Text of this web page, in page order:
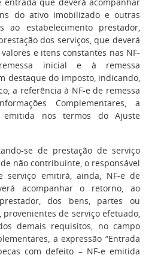
do ativo imobilizado e outras
ao estabelecimento prestador,
dos serviços, que deverá
e itens constantes nas NF-
inicial e à remessa
destaque do imposto, indicando,
a referência à NF-e de remessa
Complementares, a
emitida nos termos do Ajuste
se de prestação de serviço
não contribuinte, o responsável
serviço emitirá, ainda, NF-e de
acompanhar o retorno, ao
dos bens, partes ou
provenientes de serviço efetuado,
demais requisitos, no campo
a expressão “Entrada
com defeito – NF-e emitida